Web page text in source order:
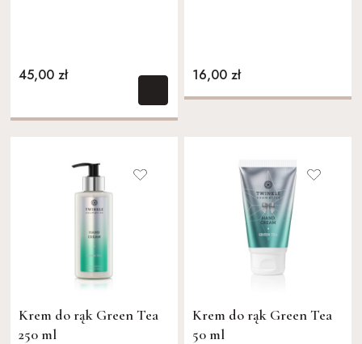
45,00 zł 16,00 zł
Krem do rąk Green Tea
250 ml
Krem do rąk Green Tea
50 ml